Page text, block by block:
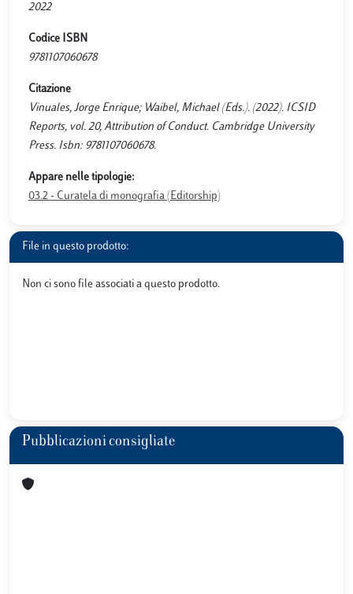
2022
Codice ISBN
9781107060678
Citazione
Vinuales, Jorge Enrique; Waibel, Michael (Eds.). (2022). ICSID
Reports, vol. 20, Attribution of Conduct. Cambridge University
Press. Isbn: 9781107060678.
Appare nelle tipologie:
03.2 - Curatela di monografia (Editorship)
File in questo prodotto:
Non ci sono file associati a questo prodotto.
Pubblicazioni consigliate